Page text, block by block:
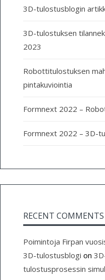
3D-tulostusblogin
3D-tulostuksen
2023
Robottitulostuksen
pintakuviointia
Formnext 2022 –
Formnext 2022 – 3D-
RECENT COMMENTS
Poimintoja Firpan
3D-tulostusblogi on
tulostusprosessin